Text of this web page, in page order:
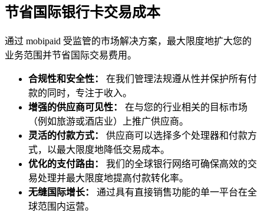
节省国际银行卡交易成本
通过 mobipaid 受监管的市场解决方案，最大限度地扩大您的
业务范围并节省国际交易费用。
合规性和安全性：
在我们管理法规遵从性并保护所有付
款的同时，专注于收入。
增强的供应商可见性：
在与您的行业相关的目标市场
（例如旅游或酒店业）上推广供应商。
灵活的付款方式：
供应商可以选择多个处理器和付款方
式，以最大限度地降低交易成本。
优化的支付路由：
我们的全球银行网络可确保高效的交
易处理并最大限度地提高付款转化率。
无缝国际增长：
通过具有直接销售功能的单一平台在全
球范围内运营。